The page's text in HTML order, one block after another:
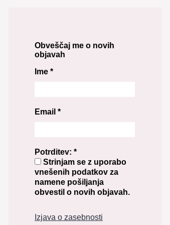
Obveščaj me o novih
objavah
Ime *
Email *
Potrditev: *
Strinjam se z uporabo
vnešenih podatkov za
namene pošiljanja
obvestil o novih objavah.
Izjava o zasebnosti